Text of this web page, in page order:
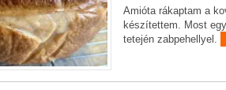
Amióta rákaptam a
készítettem. Most
tetején zabpehellyel.